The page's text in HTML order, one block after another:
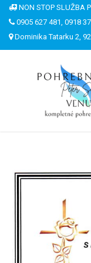
NON STOP SLUŽBA
0905 627 481, 0918
Dominika Tatarku 2,